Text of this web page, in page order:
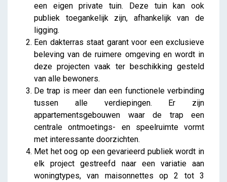
een eigen private tuin. Deze tuin kan ook
publiek toegankelijk zijn, afhankelijk van de
ligging.
Een dakterras staat garant voor een exclusieve
beleving van de ruimere omgeving en wordt in
deze projecten vaak ter beschikking gesteld
van alle bewoners.
De trap is meer dan een functionele verbinding
tussen alle verdiepingen. Er zijn
appartementsgebouwen waar de trap een
centrale ontmoetings- en speelruimte vormt
met interessante doorzichten.
Met het oog op een gevarieerd publiek wordt in
elk project gestreefd naar een variatie aan
woningtypes, van maisonnettes op 2 tot 3